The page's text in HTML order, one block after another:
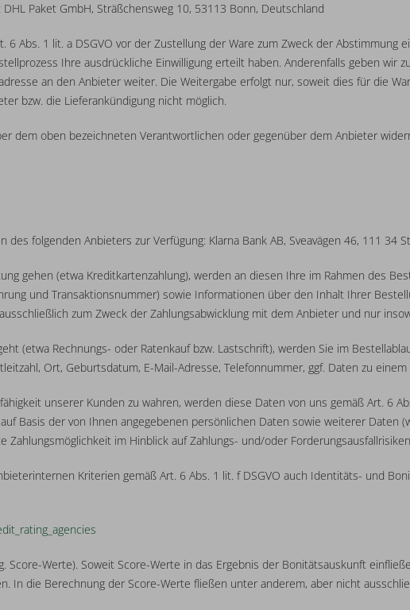
Paket GmbH, Sträßchensweg 10, 53113 Bonn, Deutschland
Abs. 1 lit. a DSGVO vor der Zustellung der Ware zum Zweck der Abstimmung
Ihre ausdrückliche Einwilligung erteilt haben. Anderenfalls geben wir
an den Anbieter weiter. Die Weitergabe erfolgt nur, soweit dies für die
bzw. die Lieferankündigung nicht möglich.
dem oben bezeichneten Verantwortlichen oder gegenüber dem Anbieter
folgenden Anbieters zur Verfügung: Klarna Bank AB, Sveavägen 46, 111 34
gehen (etwa Kreditkartenzahlung), werden an diesen Ihre im Rahmen des
und Transaktionsnummer) sowie Informationen über den Inhalt Ihrer
zum Zweck der Zahlungsabwicklung mit dem Anbieter und nur
(etwa Rechnungs- oder Ratenkauf bzw. Lastschrift), werden Sie im
Ort, Geburtsdatum, E-Mail-Adresse, Telefonnummer, ggf. Daten zu
unserer Kunden zu wahren, werden diese Daten von uns gemäß Art. 6
Basis der von Ihnen angegebenen persönlichen Daten sowie weiterer Daten
im Hinblick auf Zahlungs- und/oder
Kriterien gemäß Art. 6 Abs. 1 lit. f DSGVO auch Identitäts- und
Werte). Soweit Score-Werte in das Ergebnis der Bonitätsauskunft
In die Berechnung der Score-Werte fließen unter anderem, aber nicht